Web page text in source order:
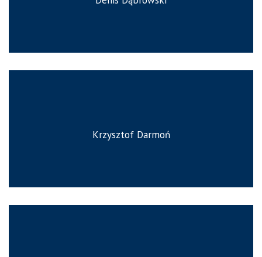
Krzysztof Darmoń